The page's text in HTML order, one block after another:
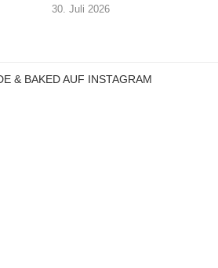
30. Juli 2026
& BAKED AUF INSTAGRAM